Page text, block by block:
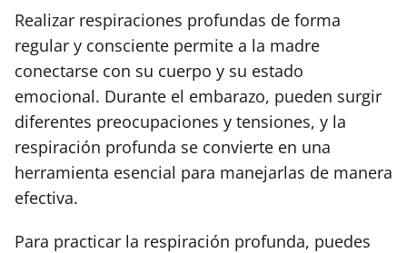
Realizar respiraciones profundas de forma
regular y consciente permite a la madre
conectarse con su cuerpo y su estado
emocional. Durante el embarazo, pueden surgir
diferentes preocupaciones y tensiones, y la
respiración profunda se convierte en una
herramienta esencial para manejarlas de manera
efectiva.
Para practicar la respiración profunda, puedes